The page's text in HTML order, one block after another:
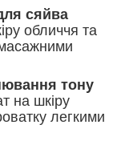
сяйва
обличчя та
тону
на шкіру
легкими